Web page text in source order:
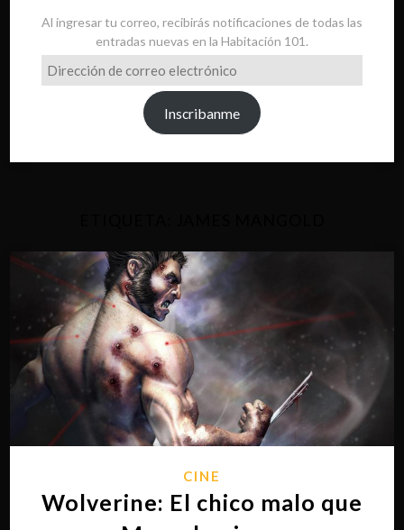
Al ingresar tu correo, recibirás notificaciones de todas las
entradas nuevas en la Habitación 101.
Dirección
de
Inscribanme
CINE
Wolverine: El chico malo que